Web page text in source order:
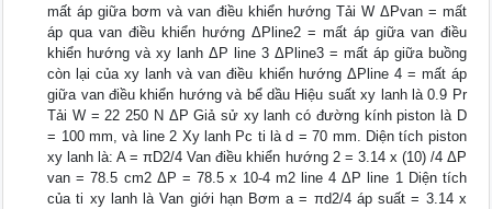
mất áp giữa bơm và van điều khiển hướng Tải W ΔPvan = mất
áp qua van điều khiển hướng ΔPline2 = mất áp giữa van điều
khiển hướng và xy lanh ΔP line 3 ΔPline3 = mất áp giữa buồng
còn lại của xy lanh và van điều khiển hướng ΔPline 4 = mất áp
giữa van điều khiển hướng và bể dầu Hiệu suất xy lanh là 0.9 Pr
Tải W = 22 250 N ΔP Giả sử xy lanh có đường kính piston là D
= 100 mm, và line 2 Xy lanh Pc ti là d = 70 mm. Diện tích piston
xy lanh là: A = πD2/4 Van điều khiển hướng 2 = 3.14 x (10) /4 ΔP
van = 78.5 cm2 ΔP = 78.5 x 10-4 m2 line 4 ΔP line 1 Diện tích
của ti xy lanh là Van giới hạn Bơm a = πd2/4 áp suất = 3.14 x